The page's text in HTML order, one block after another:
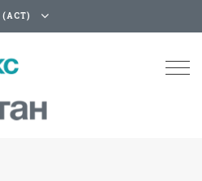
(АСТ)